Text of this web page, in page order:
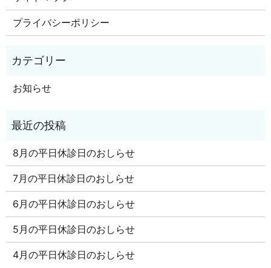
プライバシーポリシー
お知らせ
8月の平日休診日のおしらせ
7月の平日休診日のおしらせ
6月の平日休診日のおしらせ
5月の平日休診日のおしらせ
4月の平日休診日のおしらせ